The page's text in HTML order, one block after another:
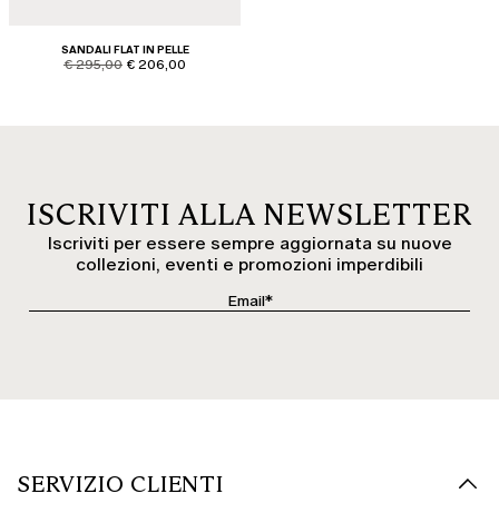
SANDALI FLAT IN PELLE
product.price.original
€ 295,00 product.price.sale
€ 206,00
ISCRIVITI ALLA NEWSLETTER
Iscriviti per essere sempre aggiornata su nuove
collezioni, eventi e promozioni imperdibili
SERVIZIO CLIENTI